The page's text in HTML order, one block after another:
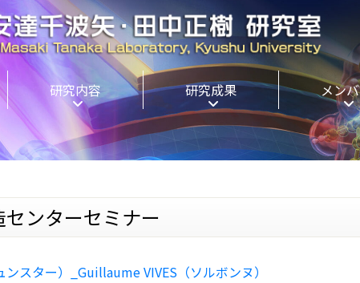
研究内容 研究成果 メン
ンターセミナー
スター）_Guillaume VIVES（ソルボンヌ）